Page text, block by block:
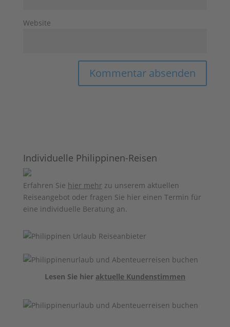
Website
Individuelle Philippinen-Reisen
Erfahren Sie hier mehr zu unserem aktuellen
Reiseangebot oder fragen Sie hier einen Termin für
eine individuelle Beratung an.
Lesen Sie hier aktuelle Kundenstimmen